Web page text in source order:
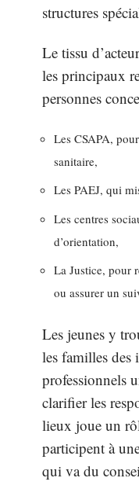
structures
Le tissu
les principaux
personnes
Les CSAPA,
sanitaire,
Les PAEJ, qui
Les centres
d’orientation,
La Justice, pour
ou assurer un
Les jeunes y
les familles des
professionnels
clarifier les
lieux joue un
participent à
qui va du